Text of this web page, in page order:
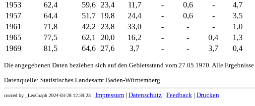
1953
62,4 59,6 23,4 11,7 - 0,6 -
4,7
1957
64,4 51,7 19,8 24,4 - 0,6 -
3,5
1961
71,8 42,2 23,8 33,0 - - -
1,0
1965
77,5 62,1 20,0 16,2 - - 0,4
1,3
1969
81,5 64,6 27,6 3,7 - - 3,7 0,4
Die angegebenen Daten beziehen sich auf den Gebietsstand vom 27.05.1970. Alle
Datenquelle: Statistisches Landesamt Baden-Württemberg.
created by _LeoGraph 2024-03-28 12:39:23 Impressum Datenschutz Feedback Drucken